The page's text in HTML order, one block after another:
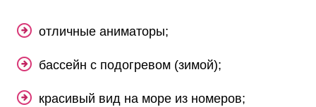
отличные аниматоры;
бассейн с подогревом (зимой);
красивый вид на море из номеров;